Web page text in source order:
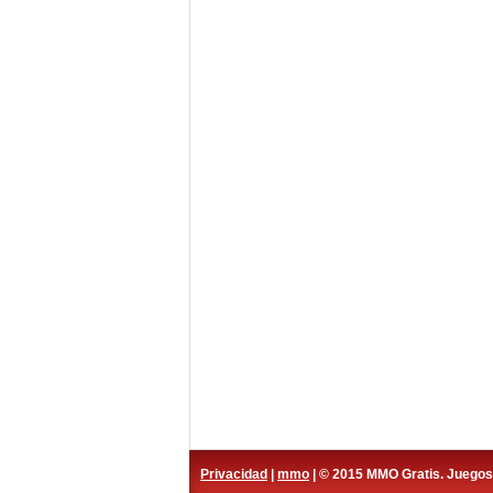
Privacidad mmo | © 2015 MMO Gratis.